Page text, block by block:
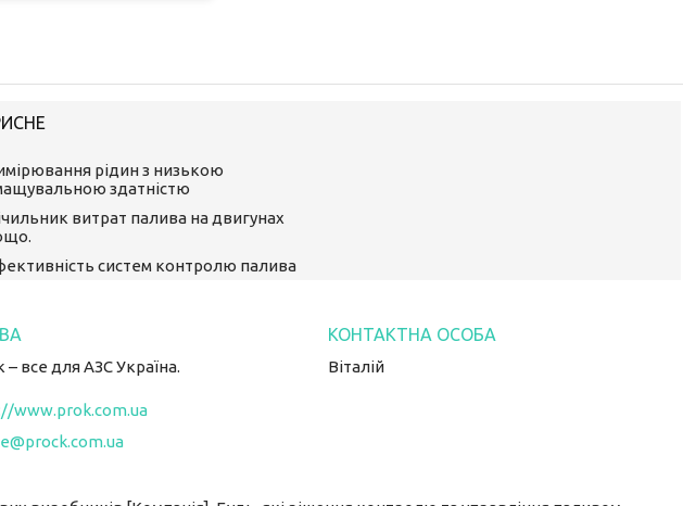
рідин з низькою
здатністю
витрат палива на двигунах
систем контролю палива
– все для АЗС Україна.
www.prok.com.ua
Віталій